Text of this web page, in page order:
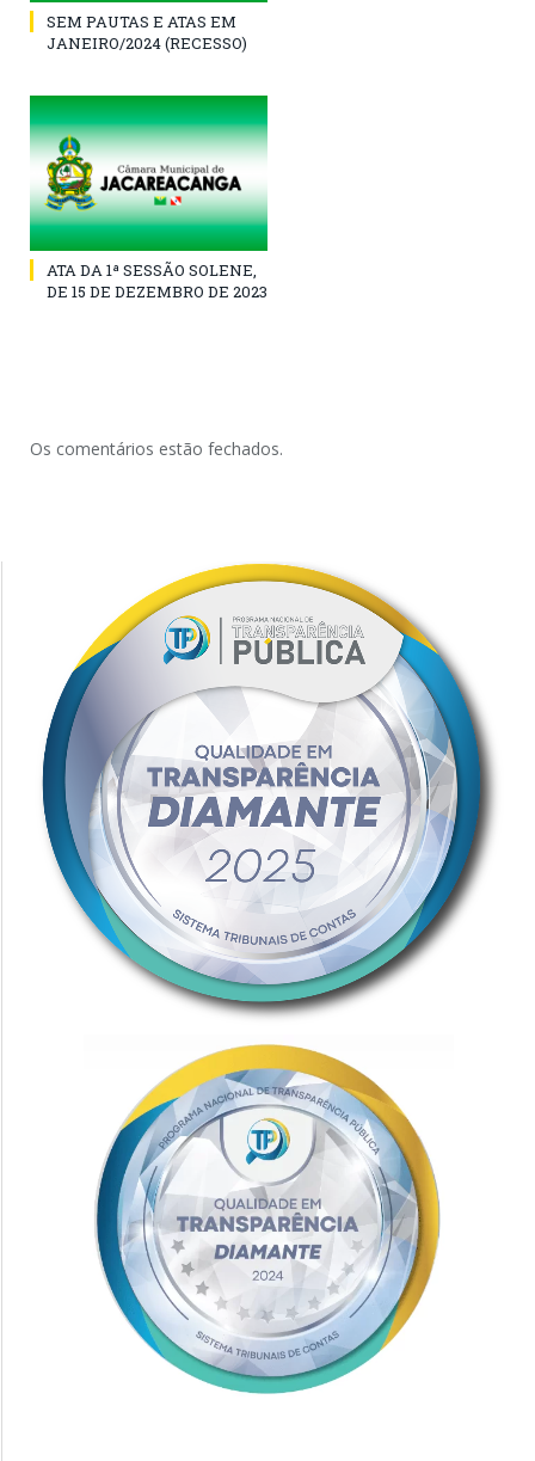
SEM PAUTAS E ATAS EM
JANEIRO/2024 (RECESSO)
ATA DA 1ª SESSÃO SOLENE,
DE 15 DE DEZEMBRO DE 2023
Os comentários estão fechados.